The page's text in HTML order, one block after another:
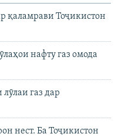
қаламрави Тоҷикистон
нафту газ омода
газ дар
нест. Ба Тоҷикистон